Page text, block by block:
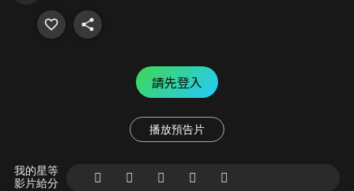
請先登入
播放預告片
我的星等
影片給分